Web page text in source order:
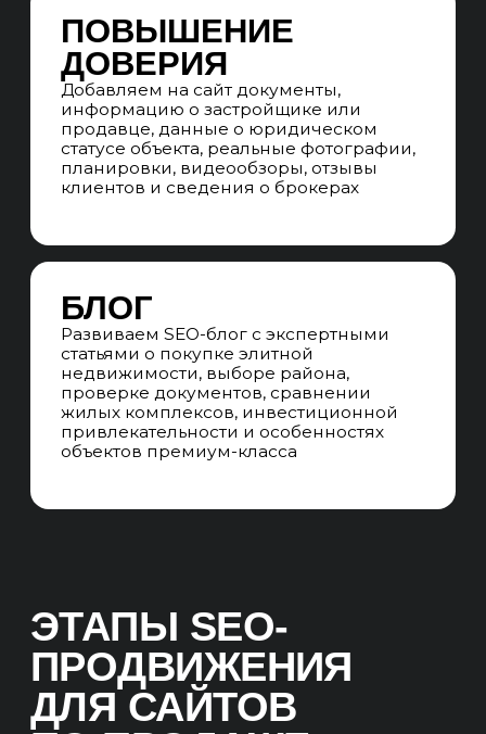
СКВОЗНАЯ АНАЛИТИКА
Настраиваем сквозную аналитику:
отслеживаем путь пользователя
от поискового запроса по элитной
недвижимости до заявки, звонка,
просмотра объекта и покупки
недвижимости
Результат:
Провели исследование рынка элитной
недвижимости, целевой аудитории
стартовые показатели по районам
и типам объектов, определили
видимости, трафика и заявок с сайта